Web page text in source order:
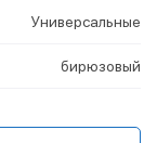
Универсальные
бирюзовый